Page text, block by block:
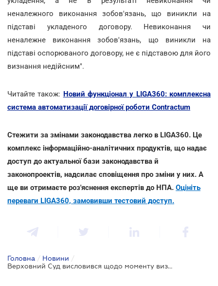
неналежного виконання зобов'язань, що виникли на
підставі укладеного договору. Невиконання чи
неналежне виконання зобов'язань, що виникли на
підставі оспорюваного договору, не є підставою для його
визнання недійсним".
Читайте також: Новий функціонал у LIGA360: комплексна
система автоматизації договірної роботи Contractum
Стежити за змінами законодавства легко в LIGA360. Це
комплекс інформаційно-аналітичних продуктів, що надає
доступ до актуальної бази законодавства й
законопроектів, надсилає сповіщення про зміни у них. А
ще ви отримаєте роз'яснення експертів до НПА. Оцініть
переваги LIGA360, замовивши тестовий доступ.
Головна / Новини /
Верховний Суд висловився щодо моменту визнання договору недійсним